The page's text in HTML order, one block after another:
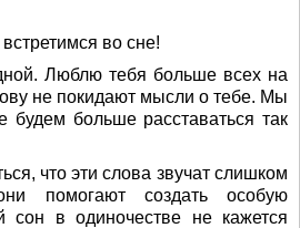
во сне!
Люблю тебя больше всех на
не покидают мысли о тебе. Мы
будем больше расставаться так
что эти слова звучат слишком
помогают создать особую
сон в одиночестве не кажется